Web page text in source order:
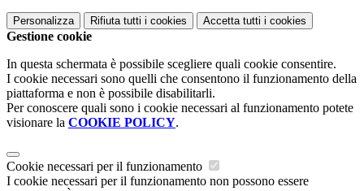
Personalizza Rifiuta tutti i cookies Accetta tutti i cookies
Gestione cookie
In questa schermata è possibile scegliere quali cookie consentire.
I cookie necessari sono quelli che consentono il funzionamento della
piattaforma e non è possibile disabilitarli.
Per conoscere quali sono i cookie necessari al funzionamento potete
visionare la COOKIE POLICY.
Cookie necessari per il funzionamento
I cookie necessari per il funzionamento non possono essere